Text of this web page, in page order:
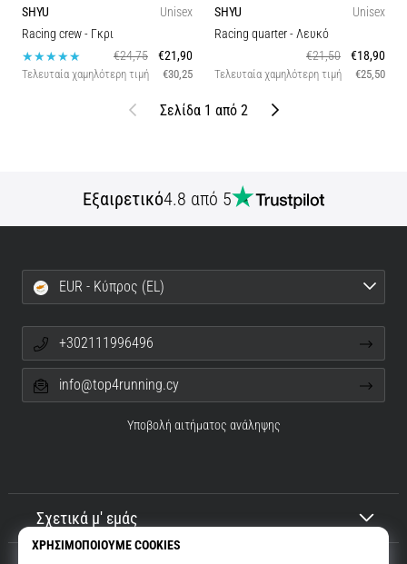
SHYU
Unisex
Racing crew- Γκρι
€24,75
€21,90
Τελευταία χαμηλότερη τιμή €30,25
SHYU
Unisex
Racing quarter- Λευκό
€21,50
€18,90
Τελευταία χαμηλότερη τιμή €25,50
Προηγούμενο
Σελίδα 1 από 2 Επόμενο
Εξαιρετικό4.8 από 5
Σχετικά μ' εμάς
EUR - Κύπρος (EL)
+302111996496
info@top4running.cy
Υποβολή αιτήματος ανάληψης